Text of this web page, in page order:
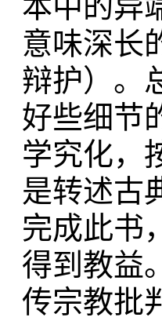
本中的异
意味深长
辩护）。
好些细节
学究化，
是转述古
完成此书
得到教益
传宗教批